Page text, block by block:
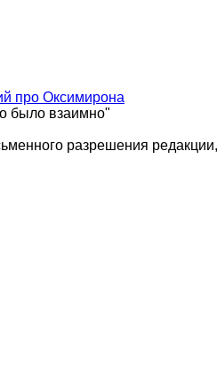
про Оксимирона
было взаимно"
разрешения